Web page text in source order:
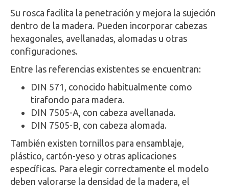
Su rosca facilita la penetración y mejora la sujeción
dentro de la madera. Pueden incorporar cabezas
hexagonales, avellanadas, alomadas u otras
configuraciones.
Entre las referencias existentes se encuentran:
DIN 571, conocido habitualmente como
tirafondo para madera.
DIN 7505-A, con cabeza avellanada.
DIN 7505-B, con cabeza alomada.
También existen tornillos para ensamblaje,
plástico, cartón-yeso y otras aplicaciones
específicas. Para elegir correctamente el modelo
deben valorarse la densidad de la madera, el